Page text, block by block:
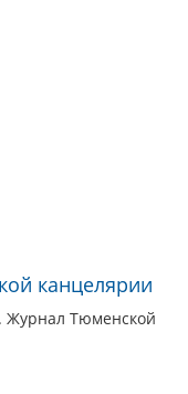
канцелярии
Журнал Тюменской